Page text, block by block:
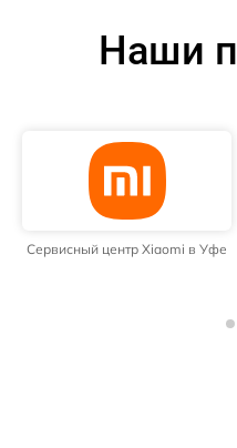
Наши
Сервисный центр Xiaomi в Уфе